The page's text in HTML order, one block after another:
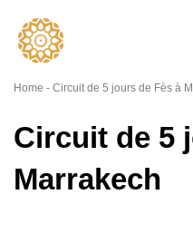
contenu
Home - Circuit de 5 jours de Fès à
Circuit de 5
Marrakech